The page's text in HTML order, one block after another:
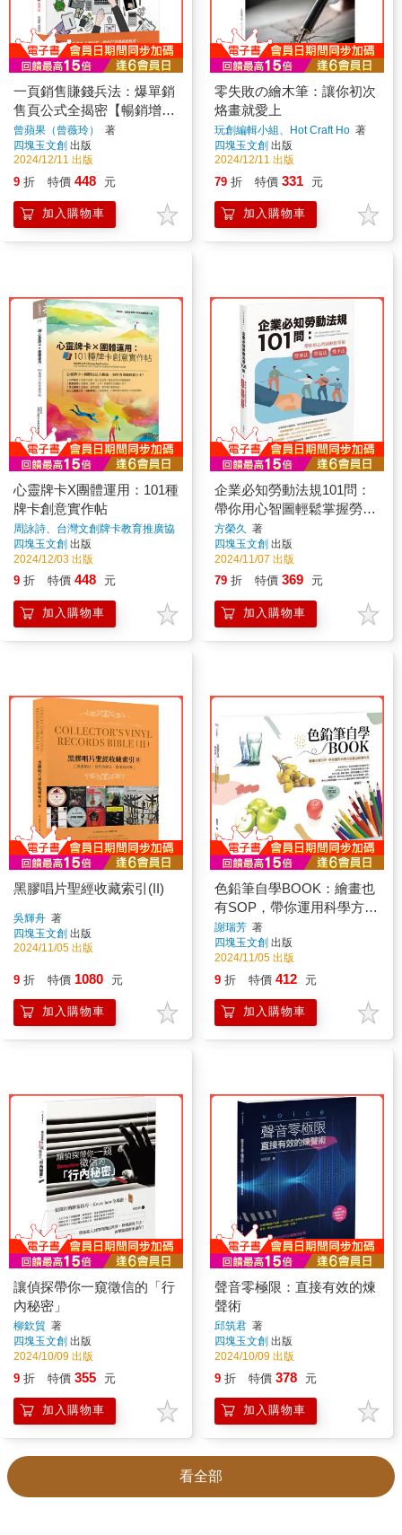
一頁銷售賺錢兵法：爆單銷
售頁公式全揭密【暢銷增訂
版】
曾蘋果（曾薇玲）
著
四塊玉文創 出版
2024/12/11 出版
9 折 特價 448 元
加入購物車
零失敗の繪木筆：讓你初次
烙畫就愛上
玩創編輯小組、Hot Craft Ho 著
四塊玉文創 出版
2024/12/11 出版
79 折 特價 331 元
加入購物車
心靈牌卡X團體運用：101種
牌卡創意實作帖
周詠詩、台灣文創牌卡教育推廣協
會著
四塊玉文創 出版
2024/12/03 出版
9 折 特價 448 元
加入購物車
企業必知勞動法規101問：
帶你用心智圖輕鬆掌握勞事
法、勞基法、性平法
方榮久 著
四塊玉文創 出版
2024/11/07 出版
79 折 特價 369 元
加入購物車
黑膠唱片聖經收藏索引(II)
吳輝舟 著
四塊玉文創 出版
2024/11/05 出版
9 折 特價 1080 元
加入購物車
色鉛筆自學BOOK：繪畫也
有SOP，帶你運用科學方法
畫出寫實作品
謝瑞芳 著
四塊玉文創 出版
2024/11/05 出版
9 折 特價 412 元
加入購物車
讓偵探帶你一窺徵信的「行
內秘密」
柳欽貿 著
四塊玉文創 出版
2024/10/09 出版
9 折 特價 355 元
加入購物車
聲音零極限：直接有效的煉
聲術
邱筑君 著
四塊玉文創 出版
2024/10/09 出版
9 折 特價 378 元
加入購物車
看全部